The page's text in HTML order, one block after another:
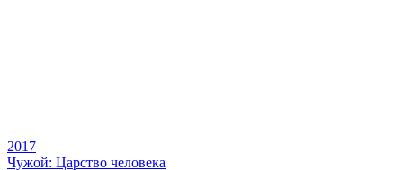
2017
Чужой: Царство человека